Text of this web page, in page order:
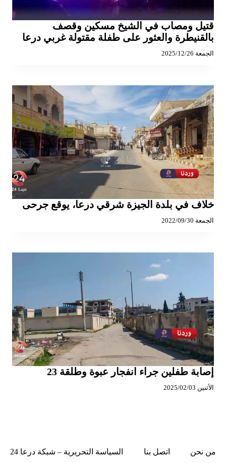
قتيل ومصاب في الشيخ مسكين وقصف
بالقنيطرة والعثور على طفلة مقتولة غربي درعا
الجمعة 2025/12/26
خلاف في بلدة الجيزة شرقي درعا، يوقع جرحى
الجمعة 2022/09/30
إصابة طفلين جراء انفجار عبوة وطلقة 23
الأثنين 2025/02/03
من نحن اتصل بنا السياسة التحريرية – شبكة درعا 24